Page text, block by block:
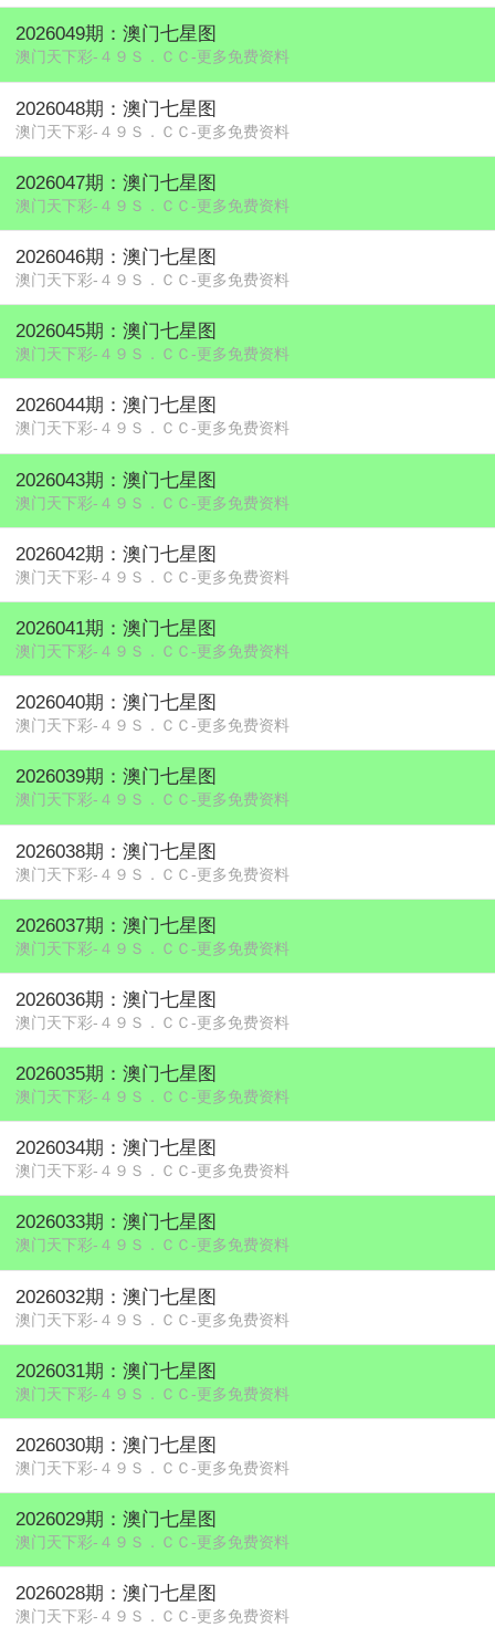
2026049期：澳门七星图
澳门天下彩-４９Ｓ．ＣＣ-更多免费资料
2026048期：澳门七星图
澳门天下彩-４９Ｓ．ＣＣ-更多免费资料
2026047期：澳门七星图
澳门天下彩-４９Ｓ．ＣＣ-更多免费资料
2026046期：澳门七星图
澳门天下彩-４９Ｓ．ＣＣ-更多免费资料
2026045期：澳门七星图
澳门天下彩-４９Ｓ．ＣＣ-更多免费资料
2026044期：澳门七星图
澳门天下彩-４９Ｓ．ＣＣ-更多免费资料
2026043期：澳门七星图
澳门天下彩-４９Ｓ．ＣＣ-更多免费资料
2026042期：澳门七星图
澳门天下彩-４９Ｓ．ＣＣ-更多免费资料
2026041期：澳门七星图
澳门天下彩-４９Ｓ．ＣＣ-更多免费资料
2026040期：澳门七星图
澳门天下彩-４９Ｓ．ＣＣ-更多免费资料
2026039期：澳门七星图
澳门天下彩-４９Ｓ．ＣＣ-更多免费资料
2026038期：澳门七星图
澳门天下彩-４９Ｓ．ＣＣ-更多免费资料
2026037期：澳门七星图
澳门天下彩-４９Ｓ．ＣＣ-更多免费资料
2026036期：澳门七星图
澳门天下彩-４９Ｓ．ＣＣ-更多免费资料
2026035期：澳门七星图
澳门天下彩-４９Ｓ．ＣＣ-更多免费资料
2026034期：澳门七星图
澳门天下彩-４９Ｓ．ＣＣ-更多免费资料
2026033期：澳门七星图
澳门天下彩-４９Ｓ．ＣＣ-更多免费资料
2026032期：澳门七星图
澳门天下彩-４９Ｓ．ＣＣ-更多免费资料
2026031期：澳门七星图
澳门天下彩-４９Ｓ．ＣＣ-更多免费资料
2026030期：澳门七星图
澳门天下彩-４９Ｓ．ＣＣ-更多免费资料
2026029期：澳门七星图
澳门天下彩-４９Ｓ．ＣＣ-更多免费资料
2026028期：澳门七星图
澳门天下彩-４９Ｓ．ＣＣ-更多免费资料